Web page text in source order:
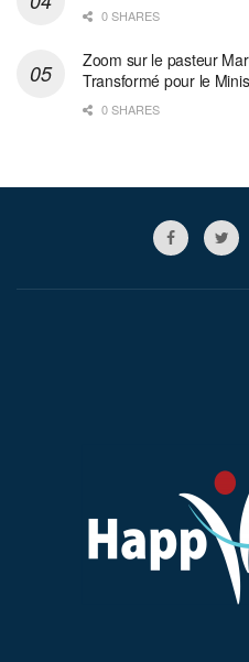
0 SHARES
Zoom sur le pasteur
Transformé pour le
0 SHARES